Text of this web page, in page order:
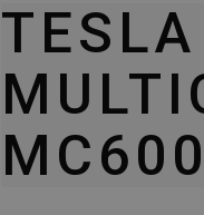
TESLA